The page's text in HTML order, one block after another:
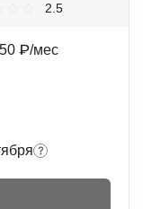
2.5
₽/мес